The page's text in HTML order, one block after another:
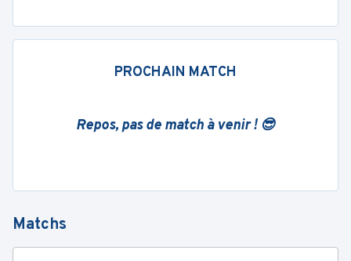
PROCHAIN MATCH
Repos, pas de match à venir ! 😎
Matchs